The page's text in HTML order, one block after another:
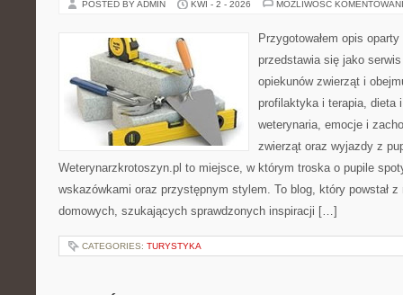
POSTED BY ADMIN KWI - 2 - 2026 MOŻLIWOŚĆ
Przygotowałem opis
przedstawia się jako
opiekunów zwierząt i
profilaktyka i terapia, dieta
weterynaria, emocje i
zwierząt oraz wyjazdy z
Weterynarzkrotoszyn.pl to miejsce, w którym troska o pupile
wskazówkami oraz przystępnym stylem. To blog, który powstał z
domowych, szukających sprawdzonych inspiracji […]
CATEGORIES: TURYSTYKA